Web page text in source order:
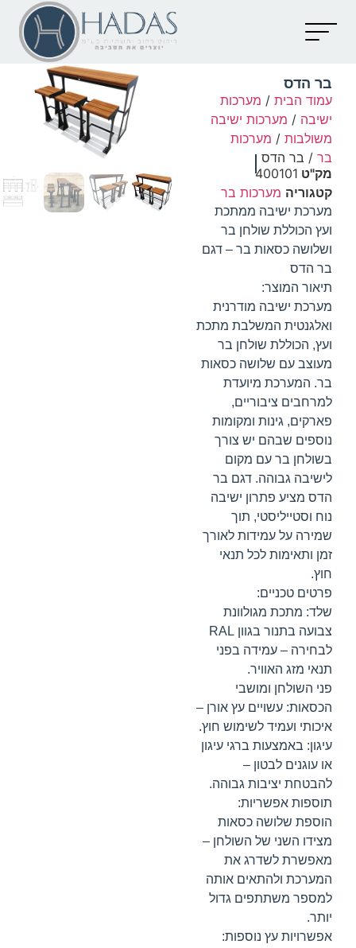
בר הדס
עמוד הבית / מערכות
ישיבה / מערכות ישיבה
משולבות / מערכות
בר / בר הדס
מק"ט 400101
קטגוריה מערכות בר
מערכת ישיבה ממתכת
ועץ הכוללת שולחן בר
ושלושה כסאות בר – דגם
בר הדס
תיאור המוצר:
מערכת ישיבה מודרנית
ואלגנטית המשלבת מתכת
ועץ, הכוללת שולחן בר
מעוצב עם שלושה כסאות
בר. המערכת מיועדת
למרחבים ציבוריים,
פארקים, גינות ומקומות
נוספים שבהם יש צורך
בשולחן בר עם מקום
לישיבה גבוהה. דגם בר
הדס מציע פתרון ישיבה
נוח וסטייליסטי, תוך
שמירה על עמידות לאורך
זמן ותאימות לכל תנאי
חוץ.
פרטים טכניים:
שלד: מתכת מגולוונת
צבועה בתנור בגוון RAL
לבחירה – עמידה בפני
תנאי מזג האוויר.
פני השולחן ומושבי
הכסאות: עשויים עץ אורן –
איכותי ועמיד לשימוש חוץ.
עיגון: באמצעות ברגי עיגון
או עוגנים לבטון –
להבטחת יציבות גבוהה.
תוספות אפשריות:
הוספת שלושה כסאות
מצידו השני של השולחן –
מאפשרת לשדרג את
המערכת ולהתאים אותה
למספר משתתפים גדול
יותר.
אפשרויות עץ נוספות: